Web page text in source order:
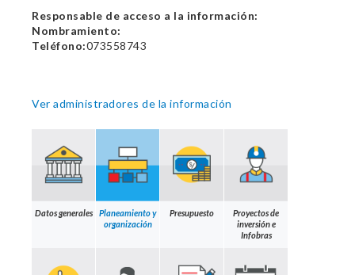
Responsable de acceso a la información:
Nombramiento:
Teléfono:073558743
Ver administradores de la información
Datos generales
Planeamiento y
organización
Presupuesto
Proyectos de
inversión e
Infobras